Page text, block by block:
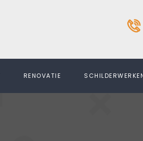
RENOVATIE